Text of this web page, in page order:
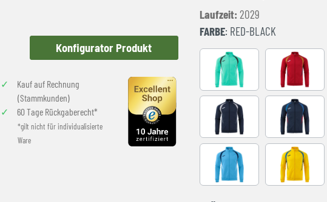
Konfigurator Produkt
Kauf auf Rechnung
(Stammkunden)
60 Tage Rückgaberecht*
*gilt nicht für individualisierte
Ware
Laufzeit: 2029
FARBE: RED-BLACK
LIGHT GREEN RED-NAVY
NAVY-GREY NAVY-
SKY BLUE-NAVY YELLOW-